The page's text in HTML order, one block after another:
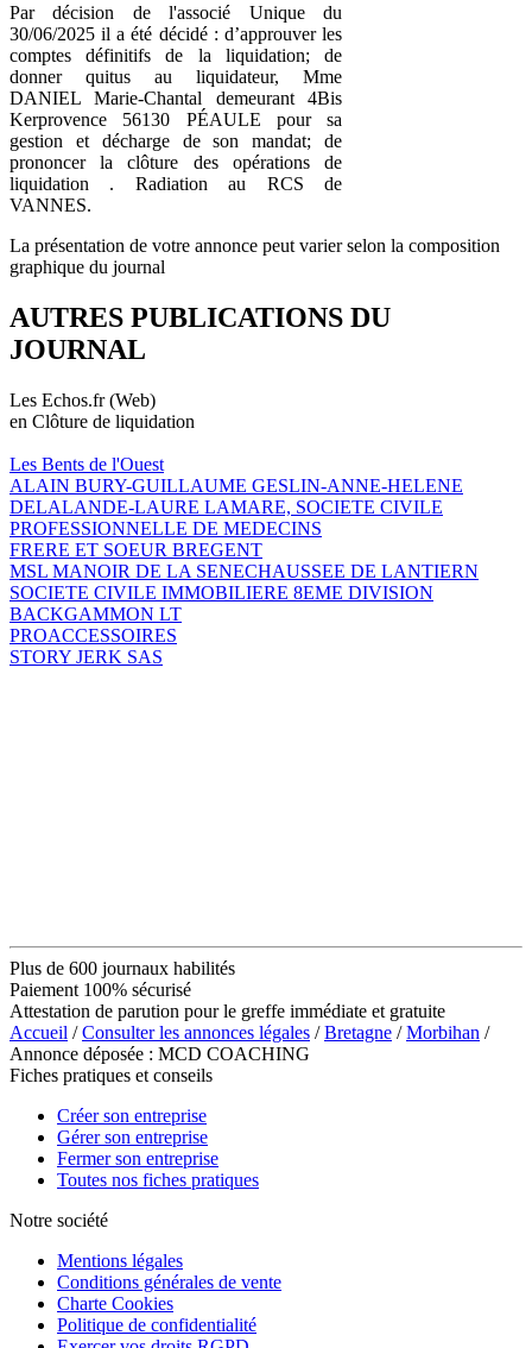
Par décision de l'associé Unique du
30/06/2025 il a été décidé : d’approuver les
comptes définitifs de la liquidation; de
donner quitus au liquidateur, Mme
DANIEL Marie-Chantal demeurant 4Bis
Kerprovence 56130 PÉAULE pour sa
gestion et décharge de son mandat; de
prononcer la clôture des opérations de
liquidation . Radiation au RCS de
VANNES.
La présentation de votre annonce peut varier selon la composition
graphique du journal
AUTRES PUBLICATIONS DU
JOURNAL
Les Echos.fr (Web)
en Clôture de liquidation
Les Bents de l'Ouest
ALAIN BURY-GUILLAUME GESLIN-ANNE-HELENE
DELALANDE-LAURE LAMARE, SOCIETE CIVILE
PROFESSIONNELLE DE MEDECINS
FRERE ET SOEUR BREGENT
MSL MANOIR DE LA SENECHAUSSEE DE LANTIERN
SOCIETE CIVILE IMMOBILIERE 8EME DIVISION
BACKGAMMON LT
PROACCESSOIRES
STORY JERK SAS
Plus de 600 journaux habilités
Paiement 100% sécurisé
Attestation de parution pour le greffe immédiate et gratuite
Accueil /Consulter les annonces légales /Bretagne /Morbihan /
Annonce déposée : MCD COACHING
Fiches pratiques et conseils
Créer son entreprise
Gérer son entreprise
Fermer son entreprise
Toutes nos fiches pratiques
Notre société
Mentions légales
Conditions générales de vente
Charte Cookies
Politique de confidentialité